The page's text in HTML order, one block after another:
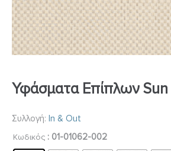
Υφάσματα Επίπλων Sun
Συλλογή: In & Out
Κωδικός : 01-01062-002